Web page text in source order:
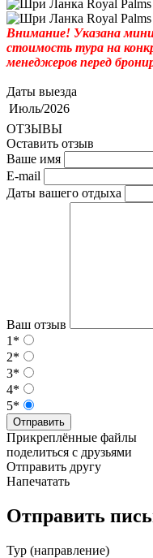
Внимание! Указана
стоимость тура на
менеджеров перед
Даты выезда
Июль/2026
ОТЗЫВЫ
Оставить отзыв
Ваше имя
E-mail
Даты вашего отдыха
Ваш отзыв
1*
2*
3*
4*
5*
Отправить
Прикреплённые файлы
поделиться с друзьями
Отправить другу
Напечатать
Отправить
Тур (направление)